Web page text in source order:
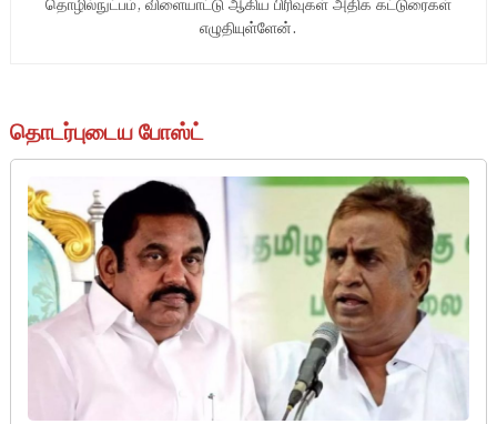
தொழில்நுட்பம், விளையாட்டு ஆகிய பிரிவுகள் அதிக கட்டுரைகள்
எழுதியுள்ளேன்.
தொடர்புடைய போஸ்ட்